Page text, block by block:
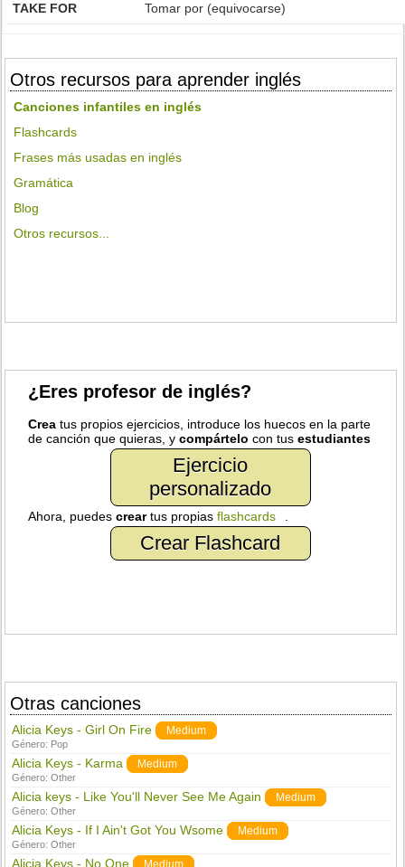
TAKE FOR Tomar por (equivocarse)
Otros recursos para aprender inglés
Canciones infantiles en inglés
Flashcards
Frases más usadas en inglés
Gramática
Blog
Otros recursos...
¿Eres profesor de inglés?
Crea tus propios ejercicios, introduce los huecos en la parte
de canción que quieras, ycompártelo con tusestudiantes
Ejercicio
personalizado
Ahora, puedescreartus propiasflashcards
Crear Flashcard
Otras canciones
Alicia Keys - Girl On Fire Medium
Género: Pop
Alicia Keys - Karma Medium
Género:Other
Alicia keys - Like You'll Never See Me Again Medium
Género:Other
Alicia Keys - If I Ain't Got You Wsome Medium
Género:Other
Alicia Keys - No One Medium